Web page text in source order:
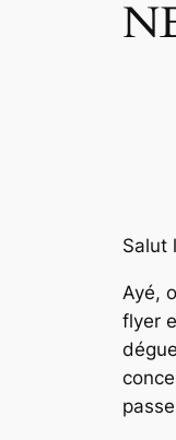
Salut
Ayé,
flyer